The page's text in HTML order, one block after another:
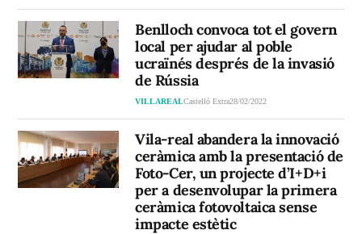
Benlloch convoca tot el govern
local per ajudar al poble
ucraïnés després de la invasió
de Rússia
VILLAREALCastelló Extra28/02/2022
Vila-real abandera la innovació
ceràmica amb la presentació de
Foto-Cer, un projecte d’I+D+i
per a desenvolupar la primera
ceràmica fotovoltaica sense
impacte estètic